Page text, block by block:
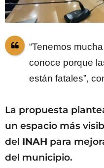
“Tenemos
conoce porque
están fatales”,
La propuesta
un espacio más
del INAH para
del municipio.